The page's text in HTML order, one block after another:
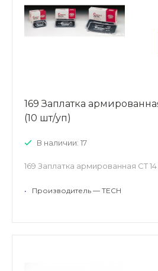
169 Заплатка
(10 шт/уп)
В наличии: 17
169 Заплатка армированная СТ 14
• Производитель — TECH